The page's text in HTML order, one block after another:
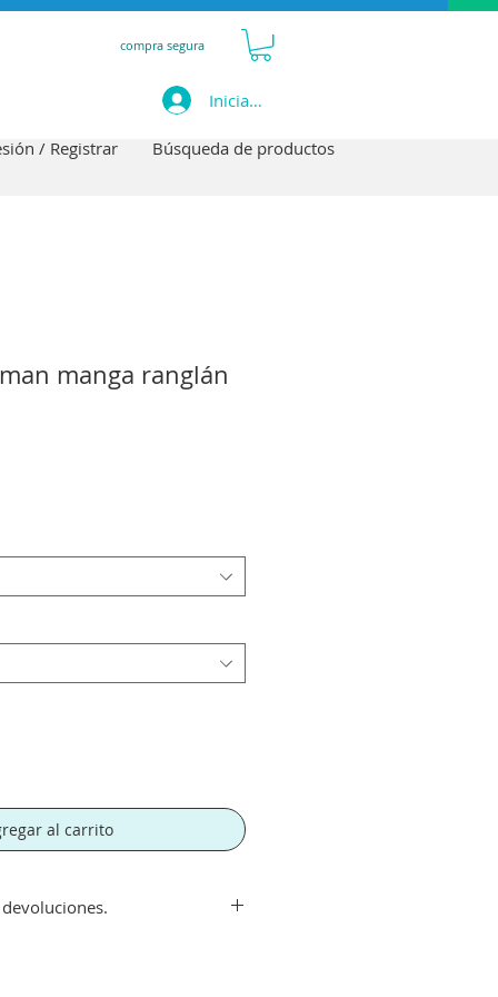
compra segura
Iniciar sesión
/ Registrar Búsqueda de productos
manga ranglán
al carrito